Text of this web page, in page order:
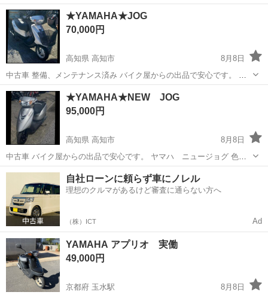
日128日★クリーンルーム内作業★マイカー通勤OK＆無料駐車場あり
★就業先食堂利用可！日払い制度あり！《茨城県常陸大宮市》 人気の
工場のお仕事 ◇コネクタ製造工...
茨城 常陸大宮市
★YAMAHA★JOG
70,000円
高知県 高知市
8月8日
中古車 整備、メンテナンス済み バイク屋からの出品で安心です。 ヤ
マハ ジョグ 4サイクル 色 シルバー 錆びあり、ハケ塗りしてます。
ライト交換してます。 基本引取希望ですが、配達も可能です。 配送料
がかかります。 引取場...
高知 高知市 ジョグ
★YAMAHA★NEW JOG
95,000円
高知県 高知市
8月8日
中古車 バイク屋からの出品で安心です。 ヤマハ ニュージョグ 色
シルバー 4サイクル 走行距離画像5をご覧下さい。 整備中になりま
す。 引取場所は香南市になります。 基本引取希望ですが、配達も可能
です。 配送料かかります。...
高知 高知市 ヤマハ 画像
自社ローンに頼らず車にノレル
理想のクルマがあるけど審査に通らない方へ
（株）ICT Ad
YAMAHA アプリオ 実働
49,000円
京都府 玉水駅
8月8日